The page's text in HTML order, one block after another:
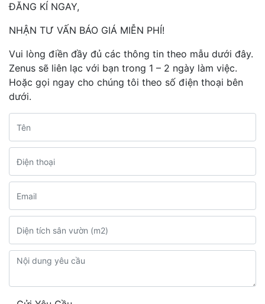
ĐĂNG KÍ NGAY,
NHẬN TƯ VẤN BÁO GIÁ MIỄN PHÍ!
Vui lòng điền đầy đủ các thông tin theo mẫu dưới đây.
Zenus sẽ liên lạc với bạn trong 1 – 2 ngày làm việc.
Hoặc gọi ngay cho chúng tôi theo số điện thoại bên
dưới.